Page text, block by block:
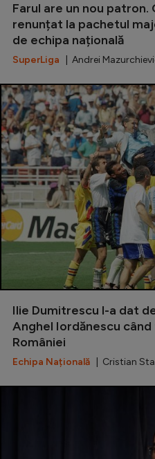
Farul are un nou patron.
renunțat la pachetul
de echipa națională
SuperLiga | Andrei
Ilie Dumitrescu l-a dat
Anghel Iordănescu când
României
Echipa Națională | Cristian